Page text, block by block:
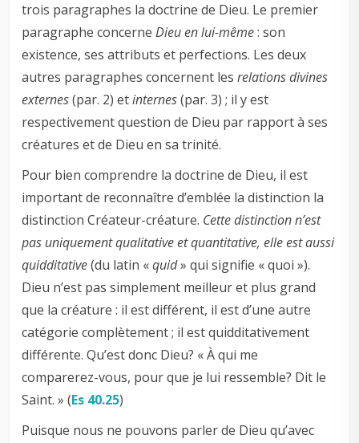
trois paragraphes la doctrine de Dieu. Le premier
paragraphe concerneDieu en lui-même: son
existence, ses attributs et perfections. Les deux
autres paragraphes concernent lesrelations divines
externes(par. 2) etinternes(par. 3) ; il y est
respectivement question de Dieu par rapport à ses
créatures et de Dieu en sa trinité.
Pour bien comprendre la doctrine de Dieu, il est
important de reconnaître d’emblée la distinction la
distinction Créateur-créature. Cette distinction n’est
pas uniquement qualitative et quantitative, elle est aussi
quidditative(du latin «quid» qui signifie « quoi »).
Dieu n’est pas simplement meilleur et plus grand
que la créature : il est différent, il est d’une autre
catégorie complètement ; il est quidditativement
différente. Qu’est donc Dieu? « À qui me
comparerez-vous, pour que je lui ressemble? Dit le
Saint. » (Es 40.25)
Puisque nous ne pouvons parler de Dieu qu’avec